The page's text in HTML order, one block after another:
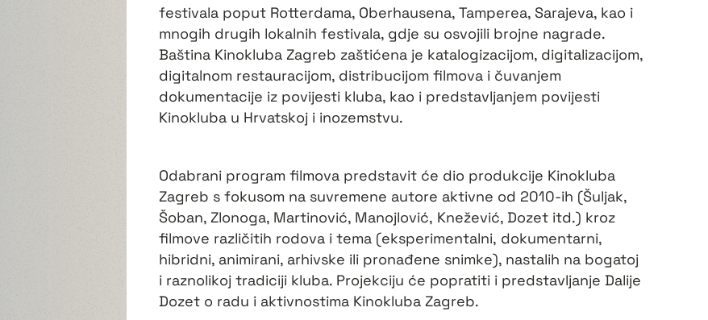
festivala poput Rotterdama, Oberhausena, Tamperea, Sarajeva, kao i
mnogih drugih lokalnih festivala, gdje su osvojili brojne nagrade.
Baština Kinokluba Zagreb zaštićena je katalogizacijom, digitalizacijom,
digitalnom restauracijom, distribucijom filmova i čuvanjem
dokumentacije iz povijesti kluba, kao i predstavljanjem povijesti
Kinokluba u Hrvatskoj i inozemstvu.
Odabrani program filmova predstavit će dio produkcije Kinokluba
Zagreb s fokusom na suvremene autore aktivne od 2010-ih (Šuljak,
Šoban, Zlonoga, Martinović, Manojlović, Knežević, Dozet itd.) kroz
filmove različitih rodova i tema (eksperimentalni, dokumentarni,
hibridni, animirani, arhivske ili pronađene snimke), nastalih na bogatoj
i raznolikoj tradiciji kluba. Projekciju će popratiti i predstavljanje Dalije
Dozet o radu i aktivnostima Kinokluba Zagreb.